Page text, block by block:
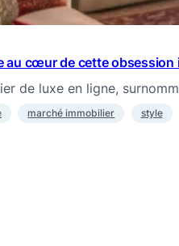
au cœur de cette obsession
de luxe en ligne,
marché immobilier
style